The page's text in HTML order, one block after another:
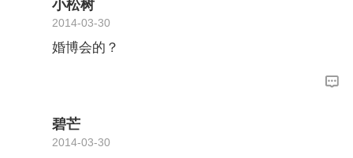
小松树
2014-03-30
婚博会的？
碧芒
2014-03-30